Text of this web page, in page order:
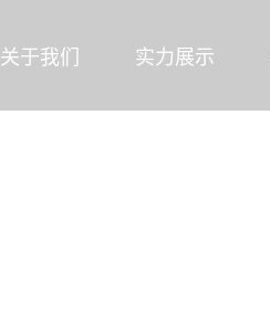
关于我们 实力展示